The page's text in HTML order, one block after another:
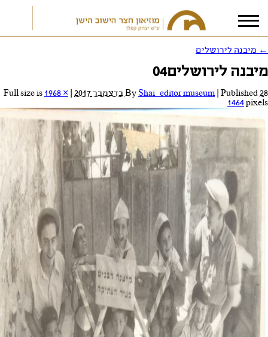
אני מאשר/ת אתתנאי הפרטיות
← מיבנה לירושלים
מיבנה לירושלים04
By Shai_editor museum Published28 בדצמבר 2017
1968 ×
1464pixels